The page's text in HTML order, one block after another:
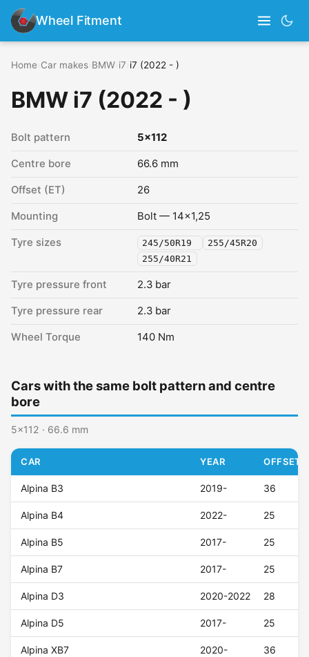
Wheel Fitment
Home Car makes BMW i7 i7 (2022 - )
BMW i7 (2022 - )
Bolt pattern 5x112
Centre bore 66.6 mm
Offset (ET) 26
Mounting Bolt — 14x1,25
Tyre sizes 245/50R19
255/45R20
255/40R21
Tyre pressure front 2.3 bar
Tyre pressure rear 2.3 bar
Wheel Torque 140 Nm
Cars with the same bolt pattern and centre
bore
5x112 · 66.6 mm
CAR YEAR OFFSET
Alpina B3 2019- 36
Alpina B4 2022- 25
Alpina B5 2017- 25
Alpina B7 2017- 25
Alpina D3 2020-2022 28
Alpina D5 2017- 25
Alpina XB7 2020- 36